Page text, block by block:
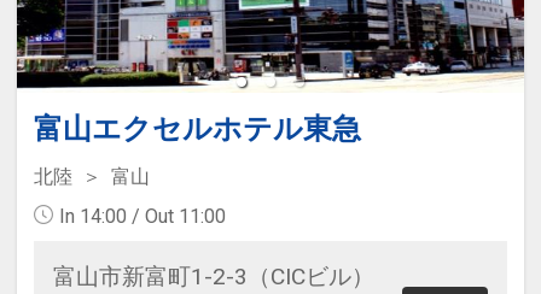
富山エクセルホテル東急
北陸
富山
In 14:00 / Out 11:00
富山市新富町1-2-3（CICビル）